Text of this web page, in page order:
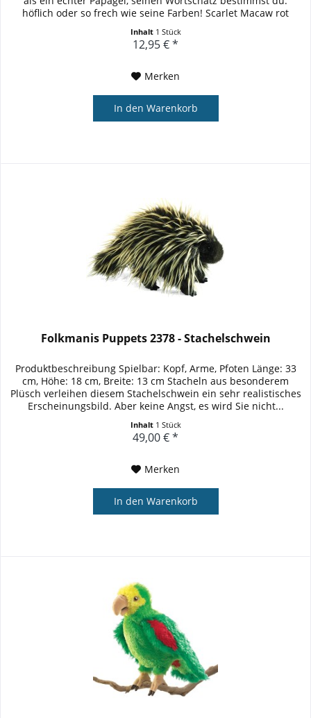
höflich oder so frech wie seine Farben! Scarlet Macaw rot
Inhalt 1 Stück
12,95 € *
Merken
In den Warenkorb
Folkmanis Puppets 2378 - Stachelschwein
Produktbeschreibung Spielbar: Kopf, Arme, Pfoten Länge: 33
cm, Höhe: 18 cm, Breite: 13 cm Stacheln aus besonderem
Plüsch verleihen diesem Stachelschwein ein sehr realistisches
Erscheinungsbild. Aber keine Angst, es wird Sie nicht...
Inhalt 1 Stück
49,00 € *
Merken
In den Warenkorb